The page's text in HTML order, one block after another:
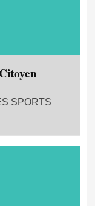
SPORTS